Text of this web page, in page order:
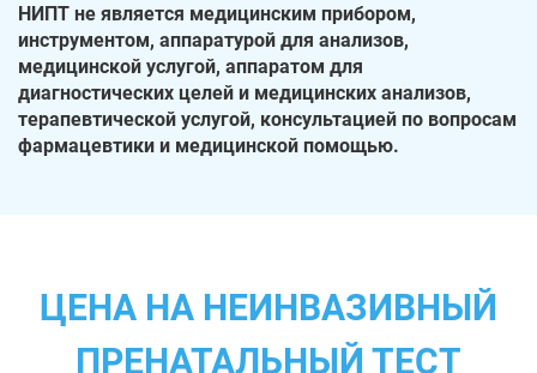
НИПТ не является медицинским прибором,
инструментом, аппаратурой для анализов,
медицинской услугой, аппаратом для
диагностических целей и медицинских анализов,
терапевтической услугой, консультацией по вопросам
фармацевтики и медицинской помощью.
ЦЕНА НА НЕИНВАЗИВНЫЙ
ПРЕНАТАЛЬНЫЙ ТЕСТ